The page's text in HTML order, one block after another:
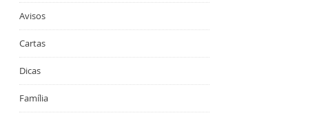
Avisos
Cartas
Dicas
Família